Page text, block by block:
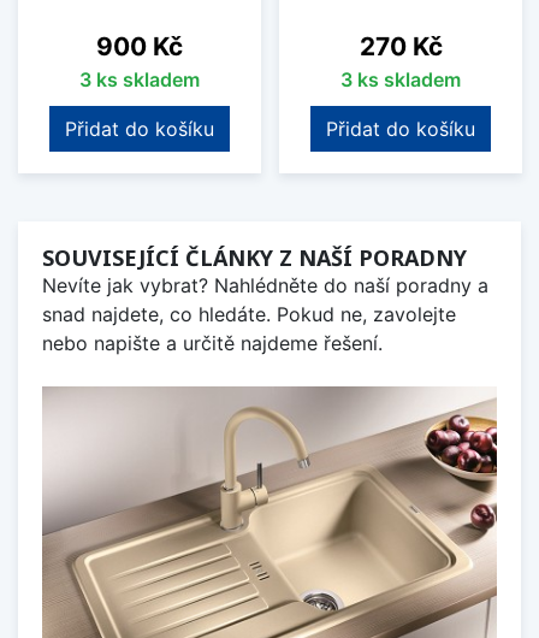
Cena
900 Kč
3 ks skladem
Přidat do košíku
Cena
270 Kč
3 ks skladem
Přidat do košíku
SOUVISEJÍCÍ ČLÁNKY Z NAŠÍ PORADNY
Nevíte jak vybrat? Nahlédněte do naší poradny a
snad najdete, co hledáte. Pokud ne, zavolejte
nebo napište a určitě najdeme řešení.